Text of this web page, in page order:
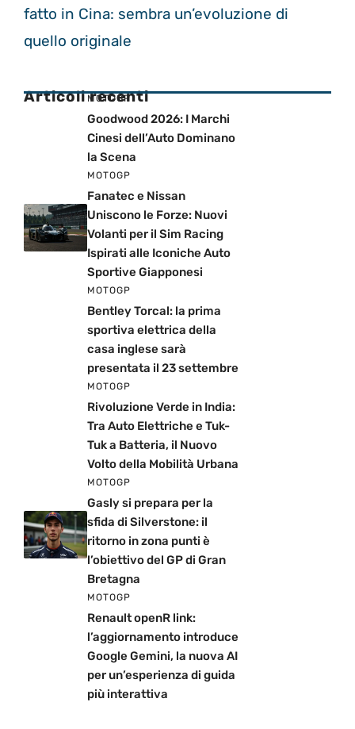
fatto in Cina: sembra un’evoluzione di
quello originale
Articoli recenti
MOTOGP
Goodwood 2026: I Marchi
Cinesi dell’Auto Dominano
la Scena
MOTOGP
Fanatec e Nissan
Uniscono le Forze: Nuovi
Volanti per il Sim Racing
Ispirati alle Iconiche Auto
Sportive Giapponesi
MOTOGP
Bentley Torcal: la prima
sportiva elettrica della
casa inglese sarà
presentata il 23 settembre
MOTOGP
Rivoluzione Verde in India:
Tra Auto Elettriche e Tuk-
Tuk a Batteria, il Nuovo
Volto della Mobilità Urbana
MOTOGP
Gasly si prepara per la
sfida di Silverstone: il
ritorno in zona punti è
l’obiettivo del GP di Gran
Bretagna
MOTOGP
Renault openR link:
l’aggiornamento introduce
Google Gemini, la nuova AI
per un’esperienza di guida
più interattiva